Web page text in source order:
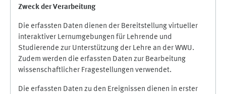
Zweck der Verarbeitung
Die erfassten Daten dienen der Bereitstellung virtueller
interaktiver Lernumgebungen für Lehrende und
Studierende zur Unterstützung der Lehre an der WWU.
Zudem werden die erfassten Daten zur Bearbeitung
wissenschaftlicher Fragestellungen verwendet.
Die erfassten Daten zu den Ereignissen dienen in erster